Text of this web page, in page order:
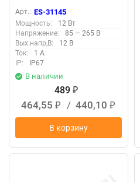
Арт.: ES-31145
Мощность:
12 Вт
Напряжение:
85 — 265 В
Вых.напр,В:
12 В
Ток:
1 А
IP:
IP67
В наличии
489 ₽
464,55 ₽ / 440,10 ₽
В корзину